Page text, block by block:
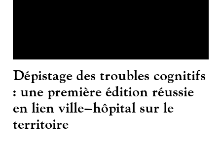
Dépistage des troubles cognitifs
: une première édition réussie
en lien ville–hôpital sur le
territoire